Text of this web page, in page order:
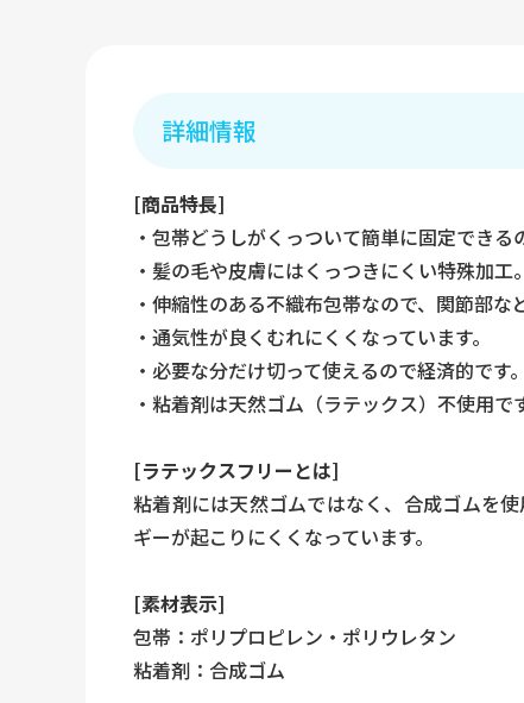
詳細情報
[商品特長]
・包帯どうしがくっついて簡単に固定できる
・髪の毛や皮膚にはくっつきにくい特殊加工。
・伸縮性のある不織布包帯なので、関節部な
・通気性が良くむれにくくなっています。
・必要な分だけ切って使えるので経済的です。
・粘着剤は天然ゴム（ラテックス）不使用です
[ラテックスフリーとは]
粘着剤には天然ゴムではなく、合成ゴムを
ギーが起こりにくくなっています。
[素材表示]
包帯：ポリプロピレン・ポリウレタン
粘着剤：合成ゴム